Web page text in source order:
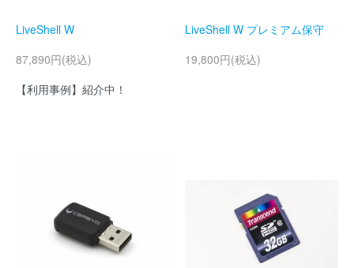
LiveShell W
87,890円(税込)
【利用事例】紹介中！
LiveShell W プレミアム保守
19,800円(税込)